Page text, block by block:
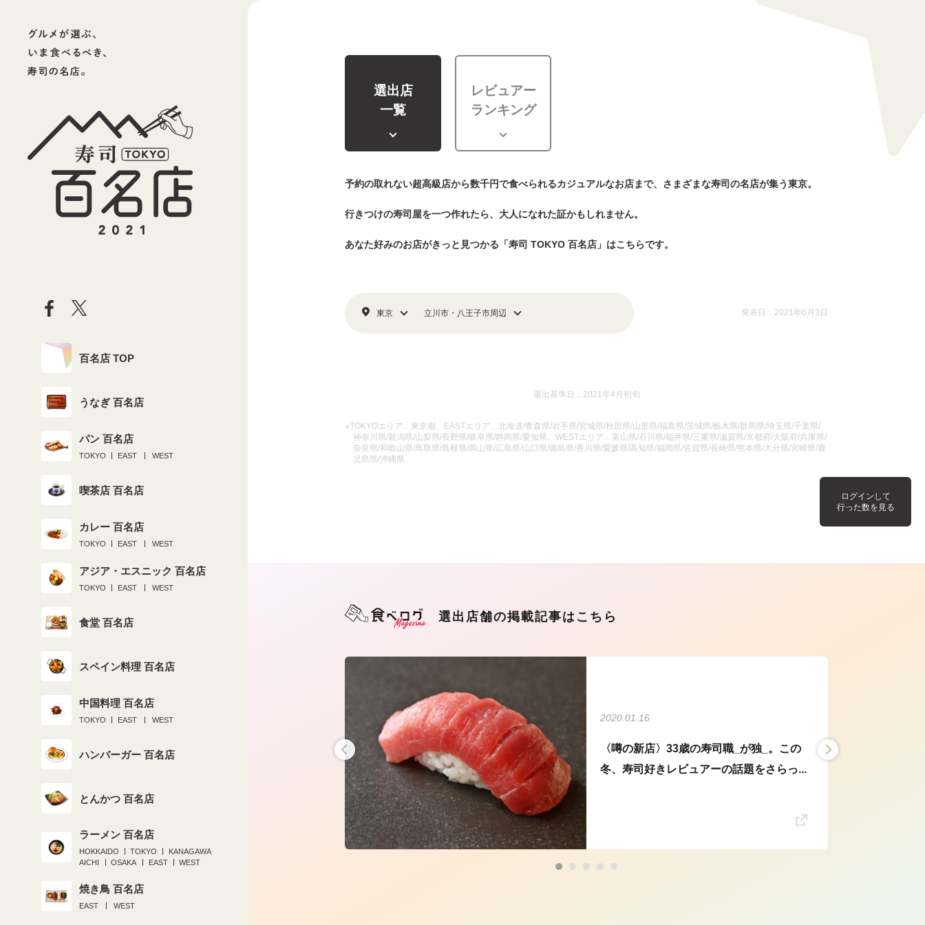
百名店 TOP
うなぎ 百名店
パン 百名店
TOKYO EAST WEST
喫茶店 百名店
カレー 百名店
TOKYO EAST WEST
アジア・エスニック 百名店
TOKYO EAST WEST
食堂 百名店
スペイン料理 百名店
中国料理 百名店
TOKYO EAST WEST
ハンバーガー 百名店
とんかつ 百名店
ラーメン 百名店
HOKKAIDO TOKYO
KANAGAWA
AICHI
OSAKA EAST WEST
焼き鳥 百名店
EAST WEST
選出店
一覧
レビュアー
ランキング
予約の取れない超高級店から数千円で食べられるカジュアルなお店まで、さまざまな寿司の名店が集う東京。
行きつけの寿司屋を一つ作れたら、大人になれた証かもしれません。
あなた好みのお店がきっと見つかる「寿司 TOKYO 百名店」はこちらです。
東京 立川市・八王子市周辺 発表日：2021年6月3日
選出基準日：2021年4月初旬
※TOKYOエリア…東京都、EASTエリア…北海道/青森県/岩手県/宮城県/秋田県/山形県/福島県/茨城県/栃木県/群馬県/埼玉県/千葉県/
神奈川県/新潟県/山梨県/長野県/岐阜県/静岡県/愛知県、WESTエリア…富山県/石川県/福井県/三重県/滋賀県/京都府/大阪府/兵庫県/
奈良県/和歌山県/鳥取県/島根県/岡山県/広島県/山口県/徳島県/香川県/愛媛県/高知県/福岡県/佐賀県/長崎県/熊本県/大分県/宮崎県/鹿
児島県/沖縄県
ログインして
行った数を見る
選出店舗の掲載記事はこちら
2019.08.29
蒲田の老舗寿司店が世界的名店になった、
2020.01.16
〈噂の新店〉33歳の寿司職_が独_。この
冬、寿司好きレビュアーの話題をさらっ...